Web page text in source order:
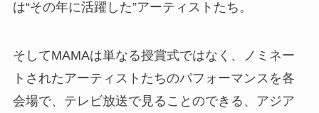
は“その年に活躍した”アーティストたち。
そしてMAMAは単なる授賞式ではなく、ノミネー
トされたアーティストたちのパフォーマンスを各
会場で、テレビ放送で見ることのできる、アジア